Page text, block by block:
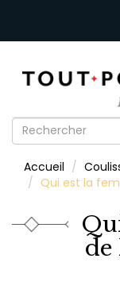
Formulaire
recherche
Accueil
Qui est la
de